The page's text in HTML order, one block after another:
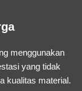
menggunakan
yang tidak
kualitas material.